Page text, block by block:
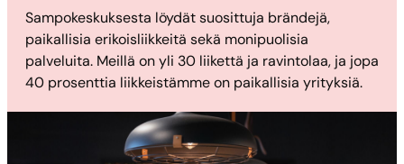
Sampokeskuksesta löydät suosittuja brändejä,
paikallisia erikoisliikkeitä sekä monipuolisia
palveluita. Meillä on yli 30 liikettä ja ravintolaa, ja jopa
40 prosenttia liikkeistämme on paikallisia yrityksiä.